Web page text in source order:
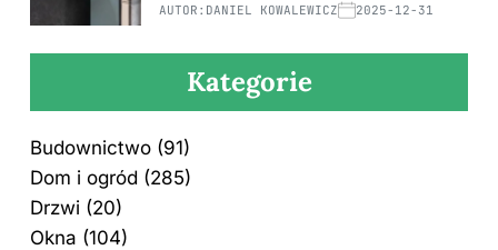
AUTOR: DANIEL KOWALEWICZ 2025-12-31
Kategorie
Budownictwo (91)
Dom i ogród (285)
Drzwi (20)
Okna (104)